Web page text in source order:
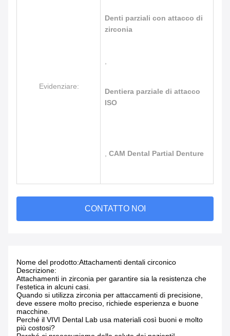
Evidenziare:
Denti parziali con attacco di
zirconia
Dentiera parziale di attacco
ISO
CAM Dental Partial Denture
CONTATTO NOI
Nome del prodotto:Attachamenti dentali circonico
Descrizione:
Attachamenti in zirconia per garantire sia la resistenza che
l'estetica in alcuni casi.
Quando si utilizza zirconia per attaccamenti di precisione,
deve essere molto preciso, richiede esperienza e buone
macchine.
Perché il VIVI Dental Lab usa materiali così buoni e molto
più costosi?